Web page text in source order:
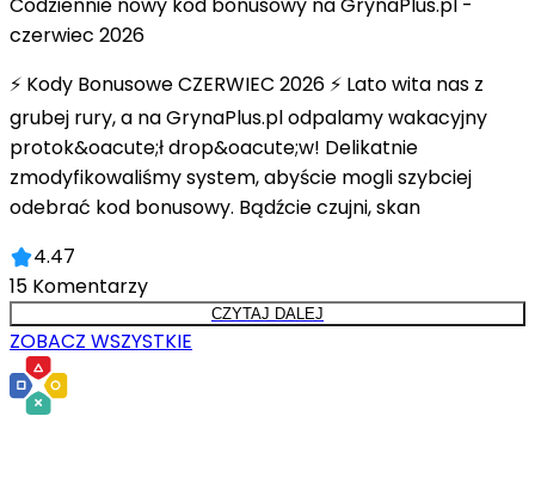
czerwiec 2026
⚡ Kody Bonusowe CZERWIEC 2026 ⚡ Lato wita nas z
grubej rury, a na GrynaPlus.pl odpalamy wakacyjny
protok&oacute;ł drop&oacute;w! Delikatnie
zmodyfikowaliśmy system, abyście mogli szybciej
odebrać kod bonusowy. Bądźcie czujni, skan
4.47
15 Komentarzy
CZYTAJ DALEJ
ZOBACZ WSZYSTKIE